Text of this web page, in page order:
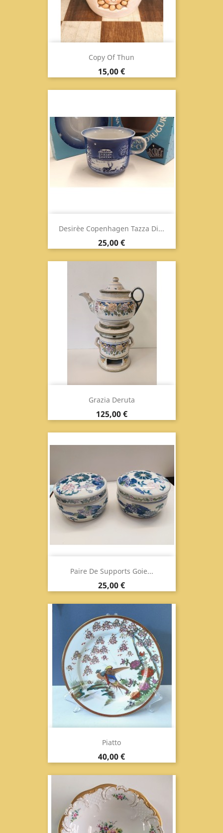
Copy Of Thun
Prix
15,00 €
Desirèe Copenhagen Tazza Di...
Prix
25,00 €
Grazia Deruta
Prix
125,00 €
Paire De Supports Goie...
Prix
25,00 €
Piatto
Prix
40,00 €